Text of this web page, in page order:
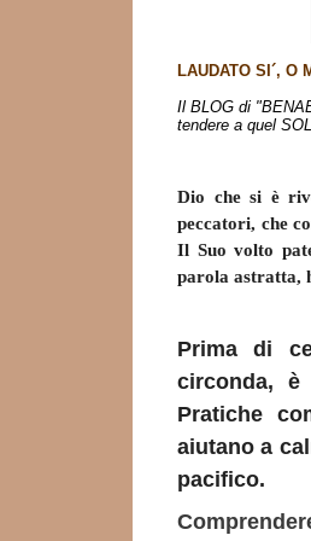
LAUDATO SI´, O
Il BLOG di
tendere a quel
Dio che si è
peccatori, che
Il Suo volto
parola astratta,
Prima di
circonda,
Pratiche
aiutano a
pacifico.